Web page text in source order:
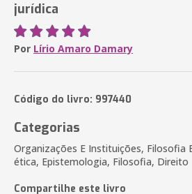
jurídica
Por Lírio Amaro Damary
Código do livro: 997440
Categorias
Organizações E Instituições, Filosofia
ética, Epistemologia, Filosofia, Direito
Compartilhe este livro